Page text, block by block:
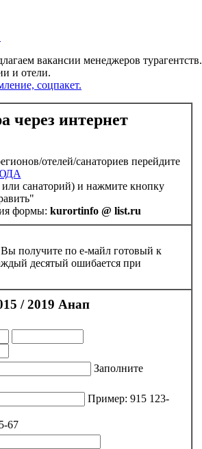
вакансии менеджеров турагентств.
и отели.
соцпакет.
через интернет
отелей/санаториев перейдите
санаторий) и нажмите кнопку
формы: kurortinfo @ list.ru
получите по е-майл готовый к
десятый ошибается при
/ 2019 Анап
Заполните
Пример: 915 123-